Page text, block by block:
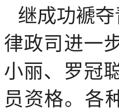
继成功褫
律政司进一
小丽、罗冠
员资格。各